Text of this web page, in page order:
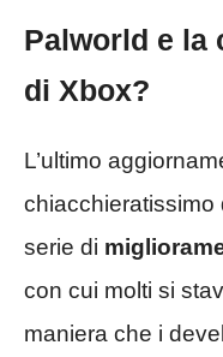
Palworld e la
di Xbox?
L’ultimo
chiacchieratissimo
serie di
con cui molti si
maniera che i